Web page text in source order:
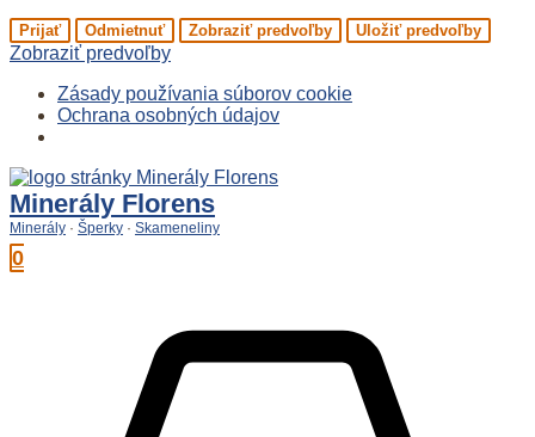
Prijať Odmietnuť Zobraziť predvoľby Uložiť predvoľby
Zobraziť predvoľby
Zásady používania súborov cookie
Ochrana osobných údajov
Preskočiť
na
obsah
Minerály Florens
Minerály · Šperky · Skameneliny
0